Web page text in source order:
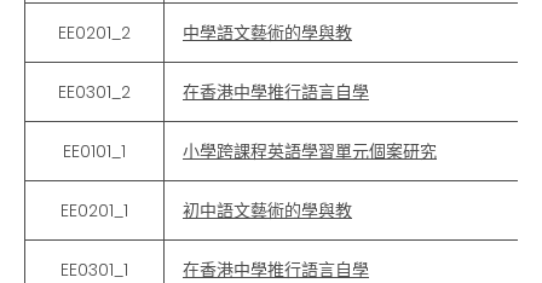
EE0201_2 中學語文藝術的學與教
EE0301_2 在香港中學推行語言自學
EE0101_1 小學跨課程英語學習單元個案研究
EE0201_1 初中語文藝術的學與教
EE0301_1 在香港中學推行語言自學